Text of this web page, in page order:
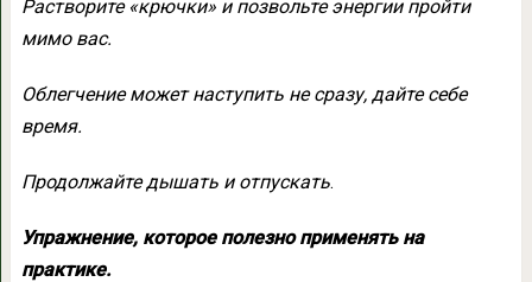
Растворите «крючки» и позвольте энергии пройти
мимо вас.
Облегчение может наступить не сразу, дайте себе
время.
Продолжайте дышать и отпускать.
Упражнение, которое полезно применять на
практике.